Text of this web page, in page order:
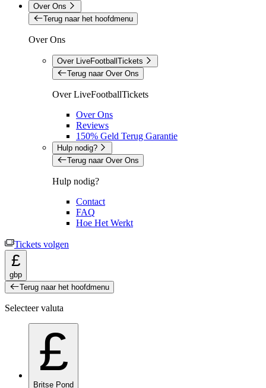
Over Ons
Terug naar het hoofdmenu
Over Ons
Over LiveFootballTickets
Terug naar Over Ons
Over LiveFootballTickets
Over Ons
Reviews
150% Geld Terug Garantie
Hulp nodig?
Terug naar Over Ons
Hulp nodig?
Contact
FAQ
Hoe Het Werkt
Tickets volgen
£
gbp
Terug naar het hoofdmenu
Selecteer valuta
£
Britse Pond